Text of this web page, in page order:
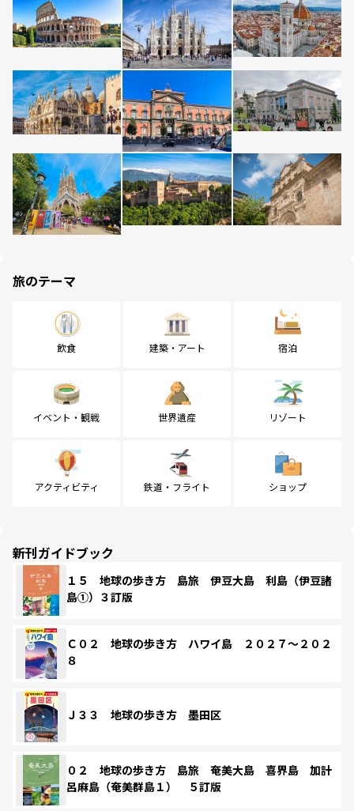
旅のテーマ
飲食 建築・アート 宿泊
イベント・観戦 世界遺産 リゾート
アクティビティ 鉄道・フライト ショップ
新刊ガイドブック
１５ 地球の歩き方 島旅 伊豆大島 利島（伊豆諸
島①）３訂版
Ｃ０２ 地球の歩き方 ハワイ島 ２０２７～２０２
８
Ｊ３３ 地球の歩き方 墨田区
０２ 地球の歩き方 島旅 奄美大島 喜界島 加計
呂麻島（奄美群島１） ５訂版